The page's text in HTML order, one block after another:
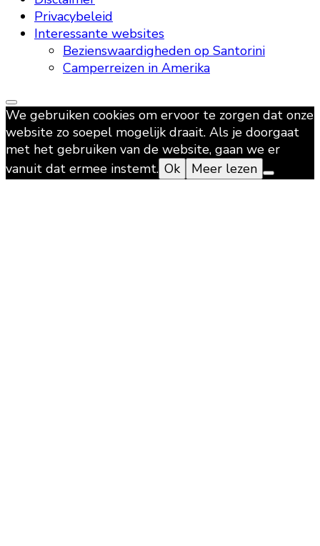
Privacybeleid
Interessante websites
Bezienswaardigheden op Santorini
Camperreizen in Amerika
We gebruiken cookies om ervoor te zorgen dat onze
website zo soepel mogelijk draait. Als je doorgaat
met het gebruiken van de website, gaan we er
vanuit dat ermee instemt. Ok Meer lezen